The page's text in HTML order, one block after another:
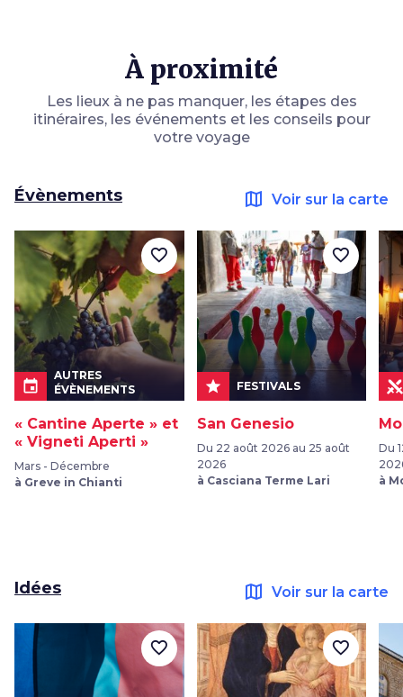
À proximité
Les lieux à ne pas manquer, les étapes des
itinéraires, les événements et les conseils pour
votre voyage
Évènements map Voir sur la carte
event
AUTRES
ÉVÈNEMENTS
« Cantine Aperte » et
« Vigneti Aperti »
Mars - Décembre
à Greve in Chianti
favorite_border
star FESTIVALS
San Genesio
Du 22 août 2026 au 25 août
2026
à Casciana Terme Lari
favorite_border
Du
à
Idées map Voir sur la carte
favorite_border favorite_border